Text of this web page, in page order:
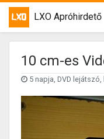
LXO Apróhirdető
10 cm-es
5 napja, DVD